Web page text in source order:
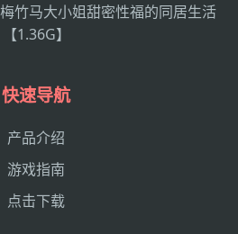
竹马大小姐甜密性福的同居生活
【1.36G】
快速导航
产品介绍
游戏指南
点击下载